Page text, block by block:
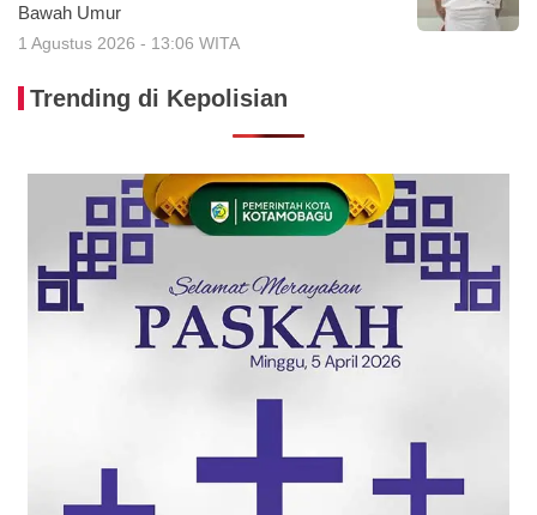
Bawah Umur
1 Agustus 2026 - 13:06 WITA
Trending di Kepolisian